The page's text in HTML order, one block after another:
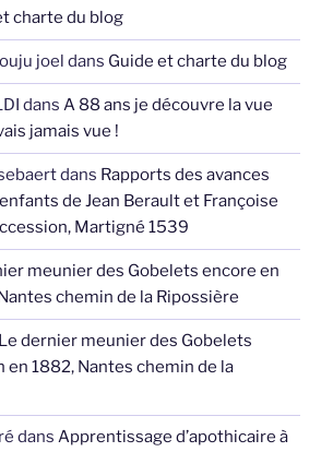
charte du blog
joel dans Guide et charte du blog
dans A 88 ans je découvre la vue
jamais vue !
dans Rapports des avances
de Jean Berault et Françoise
Martigné 1539
meunier des Gobelets encore en
chemin de la Ripossière
Le dernier meunier des Gobelets
en 1882, Nantes chemin de la
dans Apprentissage d’apothicaire à